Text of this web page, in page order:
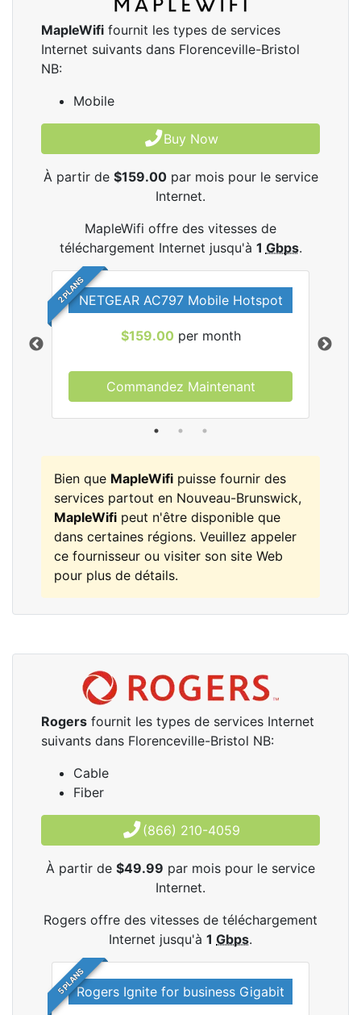
MapleWifi fournit les types de services
Internet suivants dans Florenceville-Bristol
NB:
Mobile
Buy Now
À partir de $159.00par mois pour le service
Internet.
MapleWifi offre des vitesses de
téléchargement Internet jusqu'à 1 Gbps.
2 PLANSNETGEAR AC797 Mobile Hotspot
$159.00 per month
Commandez Maintenant
Bien que MapleWifi puisse fournir des
services partout en Nouveau-Brunswick,
MapleWifi peut n'être disponible que
dans certaines régions. Veuillez appeler
ce fournisseur ou visiter son site Web
pour plus de détails.
Rogers fournit les types de services Internet
suivants dans Florenceville-Bristol NB:
Cable
Fiber
(866) 210-4059
À partir de $49.99 par mois pour le service
Internet.
Rogers offre des vitesses de téléchargement
Internet jusqu'à 1 Gbps.
5 PLANSRogers Ignite for business Gigabit